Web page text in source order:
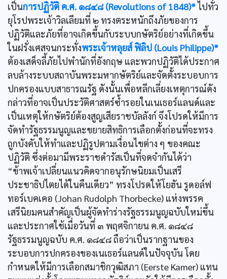
เป็นการปฏิวัติ ค.ศ. ๑๘๔๘ (Revolutions of 1848)*ไปทั่ว
ยุโรปพระเจ้าวิลเลียมที่ ๒ ทรงตระหนักถึงภัยของการ
ปฏิวัติและภัยที่อาจเกิดขึ้นกับระบบกษัตริย์อย่างที่เกิดขึ้น
ในฝรั่งเศสจนกระทั่งพระเจ้าหลุยส์ ฟิลิป (Louis Philippe)*
ต้องเสด็จลี้ภัยไปพำนักที่อังกฤษ และพวกปฏิวัติได้ประกาศ
ลบล้างระบบสถาบันพระมหากษัตริย์และจัดตั้งระบอบการ
ปกครองแบบสาธารณรัฐ ดังนั้นเพื่อหลีกเลี่ยงเหตุการณ์ดัง
กล่าวที่อาจเป็นประวัติศาสตร์ซ้ำรอยในเนเธอร์แลนด์และ
เป็นเหตุให้กษัตริย์ต้องสูญเสียราชบัลลังก์ จึงโปรดให้มีการ
จัดทำรัฐธรรมนูญและขยายสิทธิการเลือกตั้งก่อนที่จะทรง
ถูกบังคับให้ทำและปฏิรูปตามเงื่อนไขต่าง ๆ ของคณะ
ปฏิวัติ ซึ่งต่อมามีพระราชดำรัสเป็นที่จดจำกันได้ว่า
“ข้าพเจ้าเปลี่ยนแนวคิดจากอนุรักษนิยมเป็นเสรี
ประชาธิปไตยได้ในคืนเดียว” ทรงโปรดให้โยฮัน รูดอล์ฟ
ทอร์เบคเคอ (Johan Rudolph Thorbecke) แห่งพรรค
เสรีนิยมคนสำคัญเป็นผู้จัดทำร่างรัฐธรรมนูญฉบับใหม่ขึ้น
และประกาศใช้เมื่อวันที่ ๓ พฤศจิกายน ค.ศ. ๑๘๔๘
รัฐธรรมนูญฉบับ ค.ศ. ๑๘๔๘ ถือว่าเป็นรากฐานของ
ระบอบการปกครองของเนเธอร์แลนด์ในปัจจุบัน โดย
กำหนดให้มีการเลือกสมาชิกวุฒิสภา (Eerste Kamer) แทน